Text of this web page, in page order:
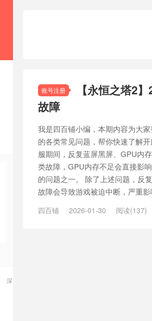
深
账号注册
【永恒之塔2
故障
我是四百铺小编，本期内容为大
的各类常见问题，帮你快速了解
服期间，反复蓝屏黑屏、GPU内
类故障，GPU内存不足会直接影
的问题之一。 除了上述问题，反
故障会导致游戏被迫中断，严重
四百铺 2026-01-30 阅读(137)